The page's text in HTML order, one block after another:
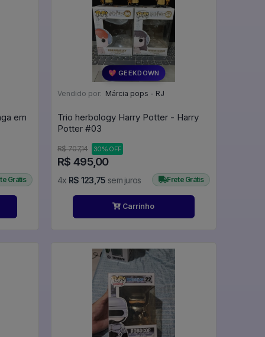
em
Grátis
💖 GEEKDOWN
Vendido por: Márcia pops - RJ
Trio herbology Harry Potter - Harry
Potter #03
R$ 707,14 30% OFF
R$ 495,00
4x R$ 123,75 sem juros Frete Grátis
Carrinho